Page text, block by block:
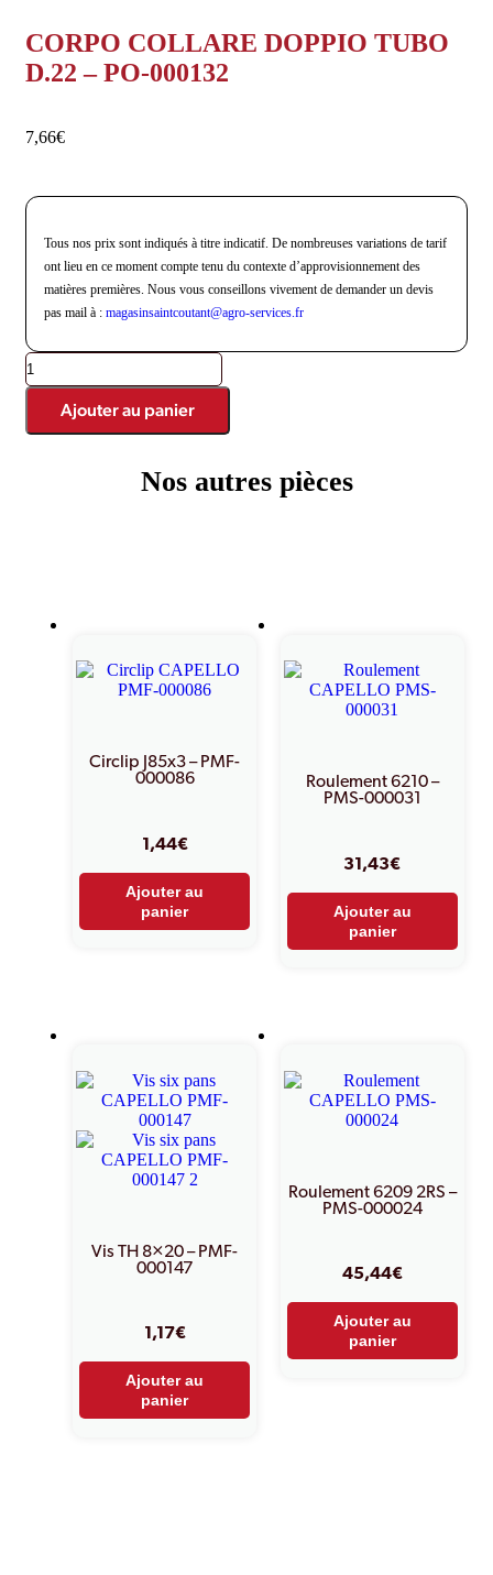
CORPO COLLARE DOPPIO TUBO
D.22 – PO-000132
7,66€
Tous nos prix sont indiqués à titre indicatif. De nombreuses variations de tarif
ont lieu en ce moment compte tenu du contexte d’approvisionnement des
matières premières. Nous vous conseillons vivement de demander un devis
pas mail à :magasinsaintcoutant@agro-services.fr
Ajouter au panier
Nos autres pièces
Circlip J85x3 – PMF-
000086
1,44€
Ajouter au
panier
Roulement 6210 –
PMS-000031
31,43€
Ajouter au
panier
Vis TH 8×20 – PMF-
000147
1,17€
Ajouter au
panier
Roulement 6209 2RS –
PMS-000024
45,44€
Ajouter au
panier